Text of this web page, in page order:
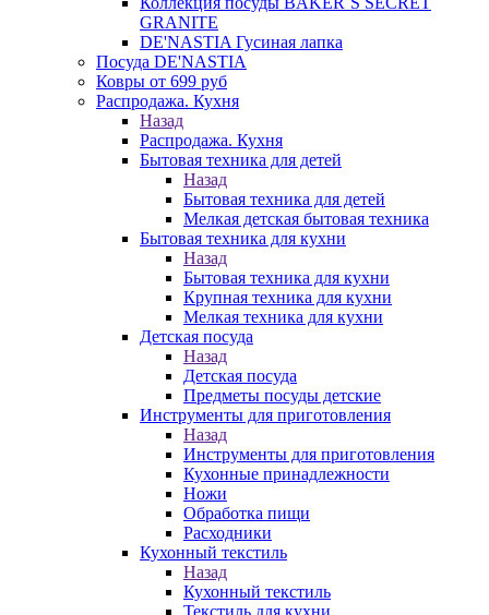
GRANITE
DE'NASTIA Гусиная лапка
Посуда DE'NASTIA
Ковры от 699 руб
Распродажа. Кухня
Назад
Распродажа. Кухня
Бытовая техника для детей
Назад
Бытовая техника для детей
Мелкая детская бытовая техника
Бытовая техника для кухни
Назад
Бытовая техника для кухни
Крупная техника для кухни
Мелкая техника для кухни
Детская посуда
Назад
Детская посуда
Предметы посуды детские
Инструменты для приготовления
Назад
Инструменты для приготовления
Кухонные принадлежности
Ножи
Обработка пищи
Расходники
Кухонный текстиль
Назад
Кухонный текстиль
Текстиль для кухни